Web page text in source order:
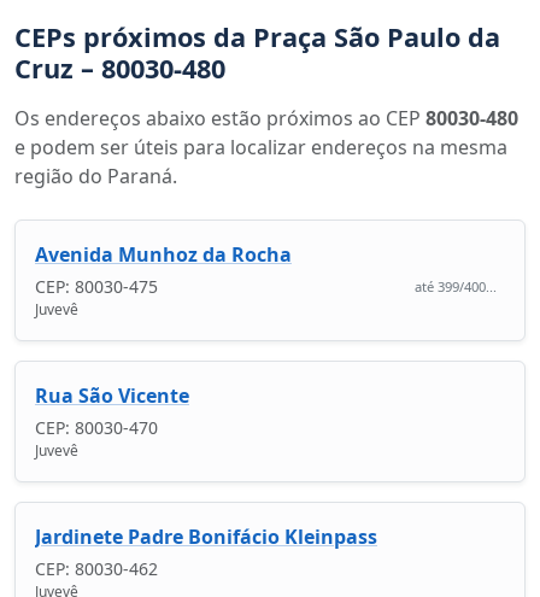
CEPs próximos da Praça São Paulo da
Cruz – 80030-480
Os endereços abaixo estão próximos ao CEP 80030-480
e podem ser úteis para localizar endereços na mesma
região do Paraná.
Avenida Munhoz da Rocha
CEP: 80030-475 até 399/400...
Juvevê
Rua São Vicente
CEP: 80030-470
Juvevê
Jardinete Padre Bonifácio Kleinpass
CEP: 80030-462
Juvevê